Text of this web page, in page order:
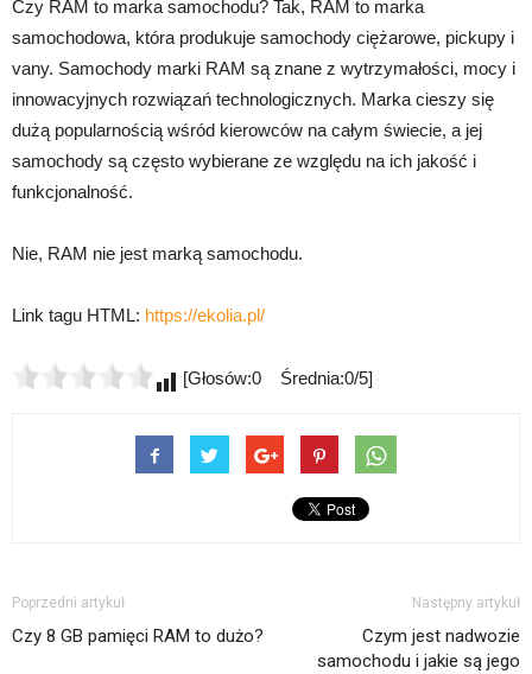
Czy RAM to marka samochodu? Tak, RAM to marka
samochodowa, która produkuje samochody ciężarowe, pickupy i
vany. Samochody marki RAM są znane z wytrzymałości, mocy i
innowacyjnych rozwiązań technologicznych. Marka cieszy się
dużą popularnością wśród kierowców na całym świecie, a jej
samochody są często wybierane ze względu na ich jakość i
funkcjonalność.
Nie, RAM nie jest marką samochodu.
Link tagu HTML: https://ekolia.pl/
[Głosów:0 Średnia:0/5]
Poprzedni artykuł
Czy 8 GB pamięci RAM to dużo?
Następny artykuł
Czym jest nadwozie
samochodu i jakie są jego